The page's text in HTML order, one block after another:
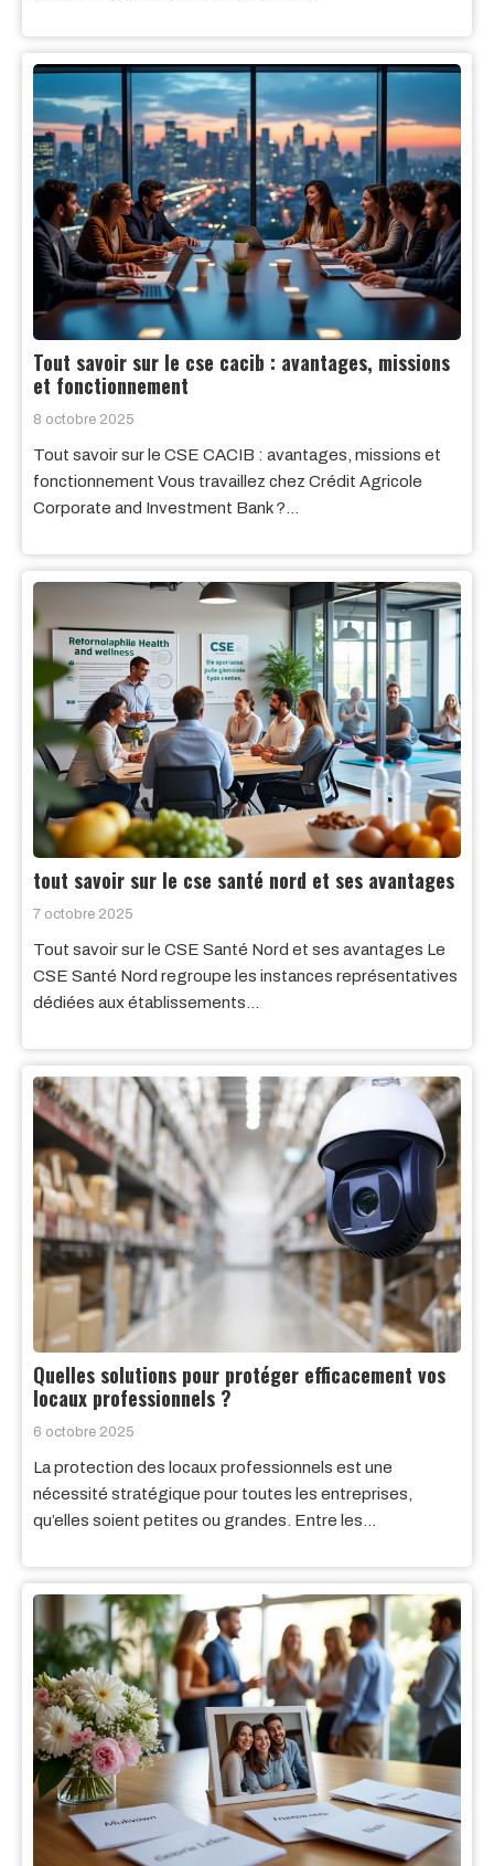
Tout savoir sur le cse cacib : avantages, missions
et fonctionnement
8 octobre 2025
Tout savoir sur le CSE CACIB : avantages, missions et
fonctionnement Vous travaillez chez Crédit Agricole
Corporate and Investment Bank ?…
tout savoir sur le cse santé nord et ses avantages
7 octobre 2025
Tout savoir sur le CSE Santé Nord et ses avantages Le
CSE Santé Nord regroupe les instances représentatives
dédiées aux établissements…
Quelles solutions pour protéger efficacement vos
locaux professionnels ?
6 octobre 2025
La protection des locaux professionnels est une
nécessité stratégique pour toutes les entreprises,
qu’elles soient petites ou grandes. Entre les…